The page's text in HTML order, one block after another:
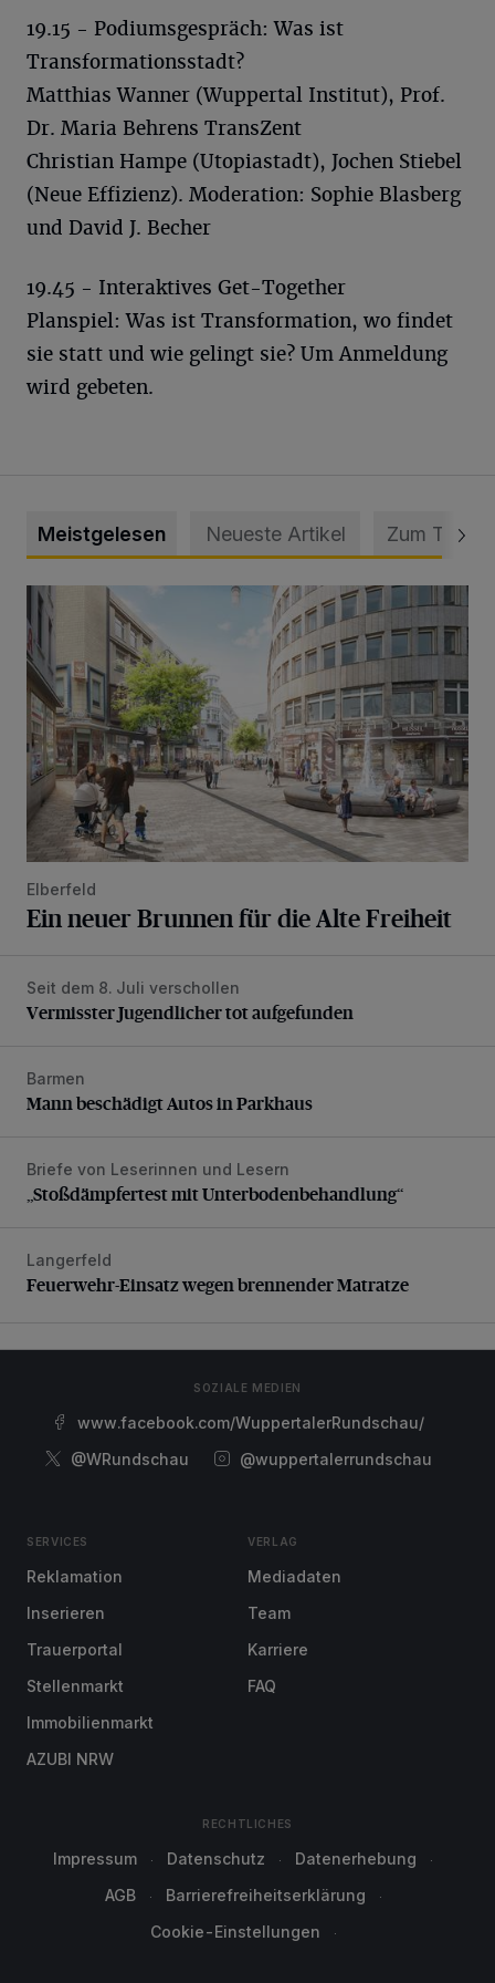
19.15 - Podiumsgespräch: Was ist
Transformationsstadt?
Matthias Wanner (Wuppertal Institut), Prof.
Dr. Maria Behrens TransZent
Christian Hampe (Utopiastadt), Jochen Stiebel
(Neue Effizienz). Moderation: Sophie Blasberg
und David J. Becher
19.45 - Interaktives Get-Together
Planspiel: Was ist Transformation, wo findet
sie statt und wie gelingt sie? Um Anmeldung
wird gebeten.
Meistgelesen Neueste Artikel Zum Thema
Ein neuer Brunnen für die Alte Freiheit
Elberfeld
Ein neuer Brunnen für die Alte Freiheit
Vermisster Jugendlicher tot aufgefunden
Seit dem 8. Juli verschollen
Vermisster Jugendlicher tot aufgefunden
Mann beschädigt Autos in Parkhaus
Barmen
Mann beschädigt Autos in Parkhaus
„Stoßdämpfertest mit Unterbodenbehandlung“
Briefe von Leserinnen und Lesern
„Stoßdämpfertest mit Unterbodenbehandlung“
Feuerwehr-Einsatz wegen brennender Matratze
Langerfeld
Feuerwehr-Einsatz wegen brennender Matratze
SOZIALE MEDIEN
www.facebook.com/WuppertalerRundschau/
@WRundschau
@wuppertalerrundschau
SERVICES
Reklamation
Inserieren
Trauerportal
Stellenmarkt
Immobilienmarkt
AZUBI NRW
VERLAG
Mediadaten
Team
Karriere
FAQ
RECHTLICHES
Impressum Datenschutz
Datenerhebung
AGB
Barrierefreiheitserklärung
Cookie-Einstellungen